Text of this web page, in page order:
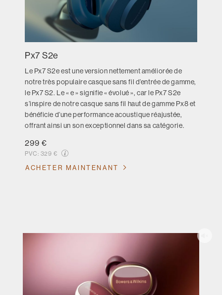
Px7 S2e
Le Px7 S2e est une version nettement améliorée de
notre très populaire casque sans fil d’entrée de gamme,
le Px7 S2. Le « e » signifie « évolué », car le Px7 S2e
s’inspire de notre casque sans fil haut de gamme Px8 et
bénéficie d’une performance acoustique réajustée,
offrant ainsi un son exceptionnel dans sa catégorie.
299 €
PVC: 329 €
ACHETER MAINTENANT